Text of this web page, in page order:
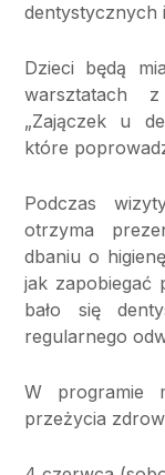
dentystycznych
Dzieci będą
warsztatach
„Zajączek u
które
Podczas
otrzyma
dbaniu o
jak zapobiegać
bało się
regularnego
W programie
przeżycia